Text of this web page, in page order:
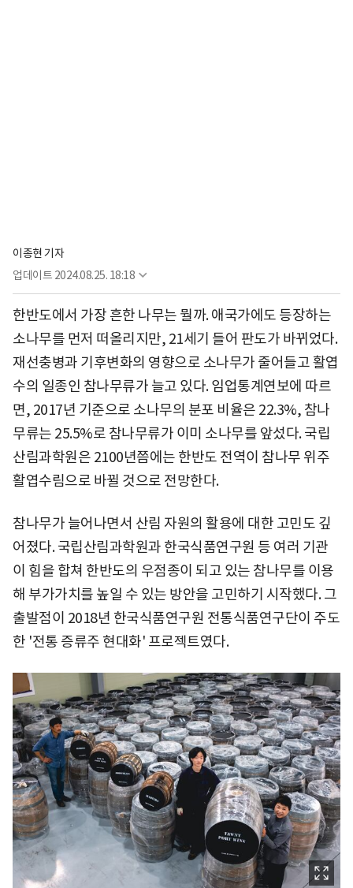
이종현 기자
업데이트 2024.08.25. 18:18
한반도에서 가장 흔한 나무는 뭘까. 애국가에도 등장하는
소나무를 먼저 떠올리지만, 21세기 들어 판도가 바뀌었다.
재선충병과 기후변화의 영향으로 소나무가 줄어들고 활엽
수의 일종인 참나무류가 늘고 있다. 임업통계연보에 따르
면, 2017년 기준으로 소나무의 분포 비율은 22.3%, 참나
무류는 25.5%로 참나무류가 이미 소나무를 앞섰다. 국립
산림과학원은 2100년쯤에는 한반도 전역이 참나무 위주
활엽수림으로 바뀔 것으로 전망한다.
참나무가 늘어나면서 산림 자원의 활용에 대한 고민도 깊
어졌다. 국립산림과학원과 한국식품연구원 등 여러 기관
이 힘을 합쳐 한반도의 우점종이 되고 있는 참나무를 이용
해 부가가치를 높일 수 있는 방안을 고민하기 시작했다. 그
출발점이 2018년 한국식품연구원 전통식품연구단이 주도
한 '전통 증류주 현대화' 프로젝트였다.